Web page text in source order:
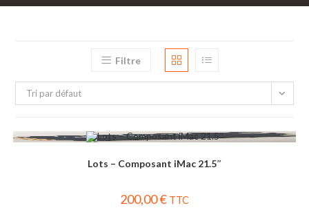
Filtre
Tri par défaut
Lots – Composant iMac 21.5″
200,00€ TTC